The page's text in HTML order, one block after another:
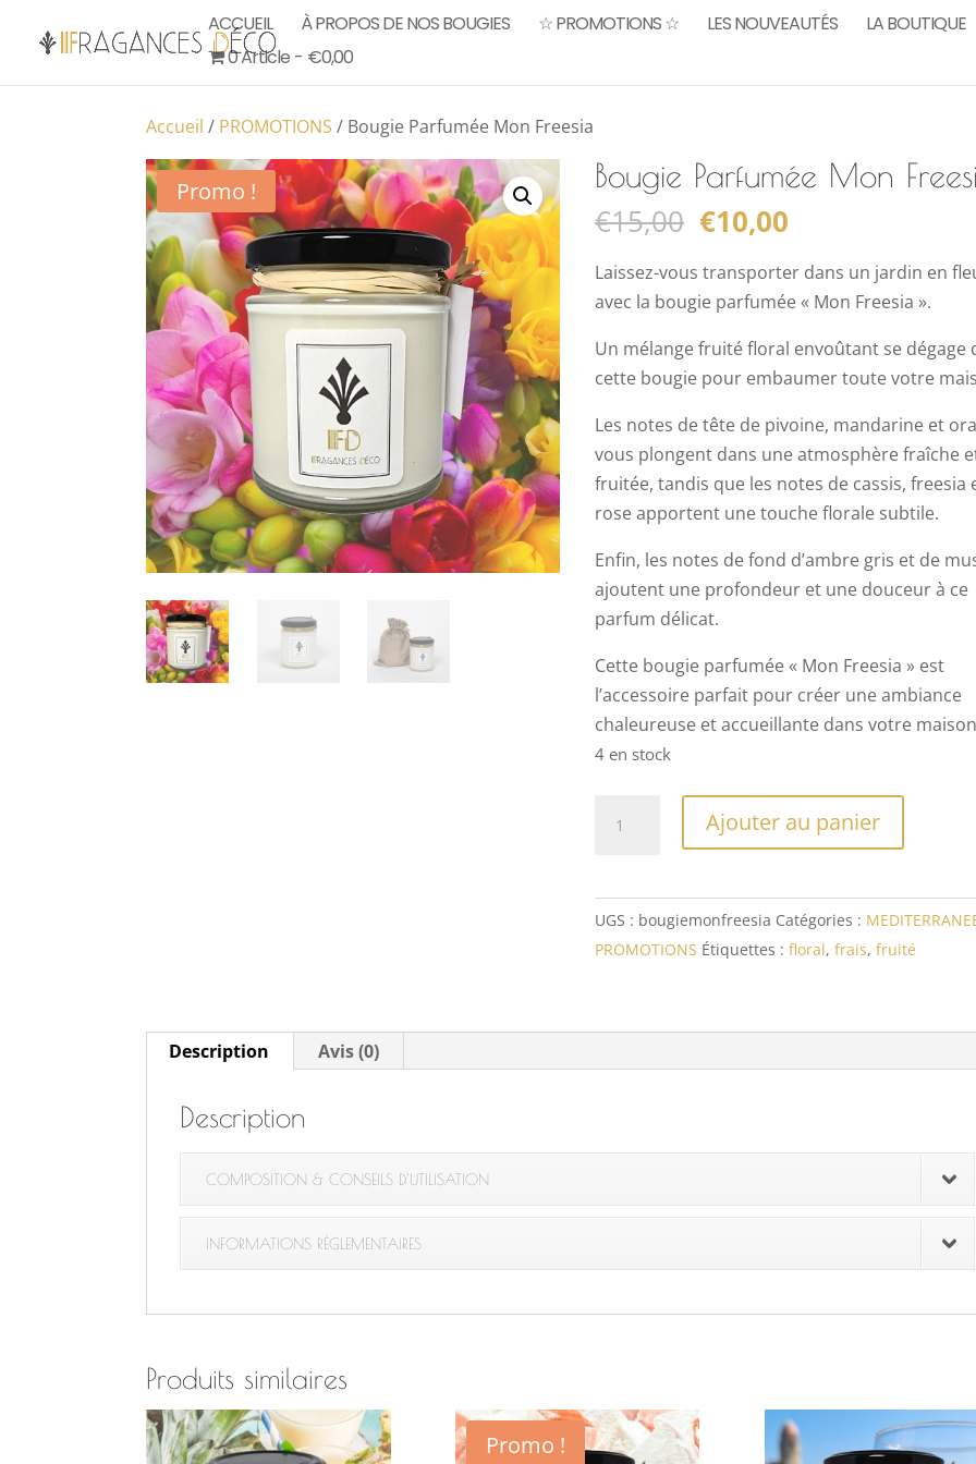
ACCUEIL À PROPOS DE NOS BOUGIES ☆ PROMOTIONS ☆ LES NOUVEAUTÉS LA BOUTIQUE
0 Article
€0,00
Accueil / PROMOTIONS / Bougie Parfumée Mon Freesia
Promo ! Bougie Parfumée Mon
€15,00 Le
initial
était :
€15,00.
€10,00
actuel
est :
€10,00.
Laissez-vous transporter dans un jardin en
avec la bougie parfumée « Mon Freesia ».
Un mélange fruité floral envoûtant se dégage
cette bougie pour embaumer toute votre
Les notes de tête de pivoine, mandarine et
vous plongent dans une atmosphère fraîche
fruitée, tandis que les notes de cassis, freesia
rose apportent une touche florale subtile.
Enfin, les notes de fond d’ambre gris et de
ajoutent une profondeur et une douceur à ce
parfum délicat.
Cette bougie parfumée « Mon Freesia » est
l’accessoire parfait pour créer une ambiance
chaleureuse et accueillante dans votre
4 en stock
Parfumée
Mon
Freesia
Ajouter au panier
UGS : bougiemonfreesia Catégories :
PROMOTIONS Étiquettes :floral,frais,fruité
Description Avis (0)
Description
COMPOSITION & CONSEILS D'UTILISATION
INFORMATIONS RÉGLEMENTAIRES
Produits similaires
Promo !